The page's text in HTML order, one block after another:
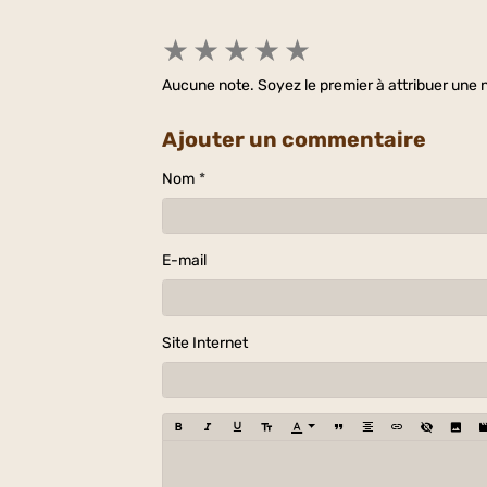
★ ★ ★ ★ ★
Aucune note. Soyez le premier à attribuer une
Ajouter un commentaire
Nom
E-mail
Site Internet